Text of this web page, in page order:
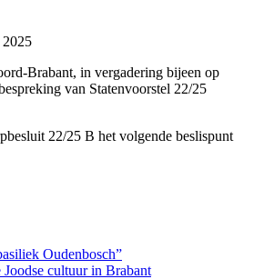
2025
Brabant, in vergadering bijeen op
van Statenvoorstel 22/25
22/25 B het volgende beslispunt
Oudenbosch”
cultuur in Brabant